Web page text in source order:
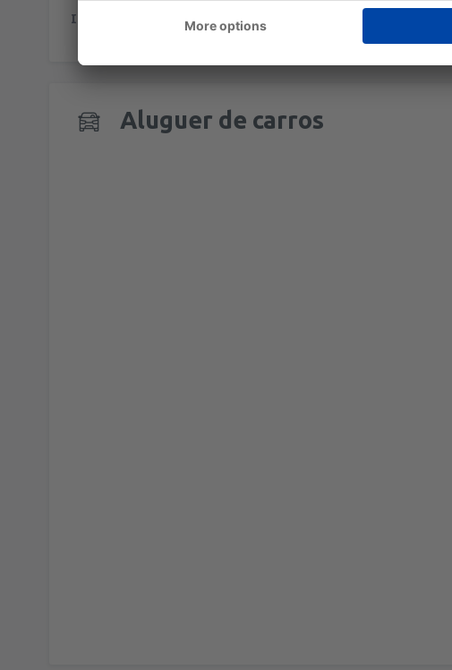
Internet -
cada viajante pode utilizar a Internet sem fio. Além
Aluguer de carros